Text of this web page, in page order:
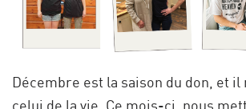
Décembre est la saison du don, et il
celui de la vie. Ce mois-ci, nous